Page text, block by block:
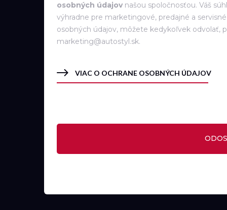
osobných údajovnašou spoločnosťou. Váš
výhradne pre marketingové, predajné a
osobných údajov, môžete kedykoľvek odvolať,
marketing@autostyl.sk.
VIAC O OCHRANE OSOBNÝCH ÚDAJOV